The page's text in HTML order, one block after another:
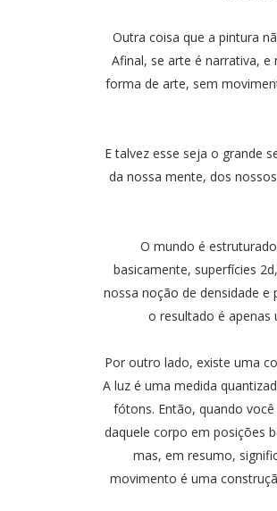
Outra coisa que a pintura
Afinal, se arte é narrativa,
forma de arte, sem
E talvez esse seja o grande
da nossa mente, dos
O mundo é
basicamente, superfícies
nossa noção de densidade
o resultado é apenas
Por outro lado, existe uma
A luz é uma medida
fótons. Então, quando
daquele corpo em posições
mas, em resumo,
movimento é uma